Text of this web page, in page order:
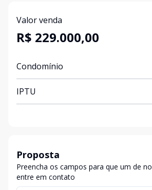
Valor venda
R$ 229.000,00
Condomínio
IPTU
Proposta
Preencha os campos para que um de
entre em contato